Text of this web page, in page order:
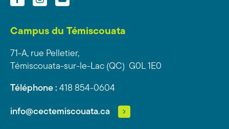
Campus du Témiscouata
71-A, rue Pelletier,
Témiscouata-sur-le-Lac (QC) G0L 1E0
Téléphone : 418 854-0604
info@cectemiscouata.ca